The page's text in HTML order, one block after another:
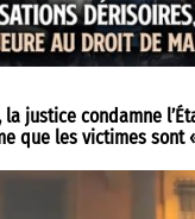
la justice condamne
que les victimes sont